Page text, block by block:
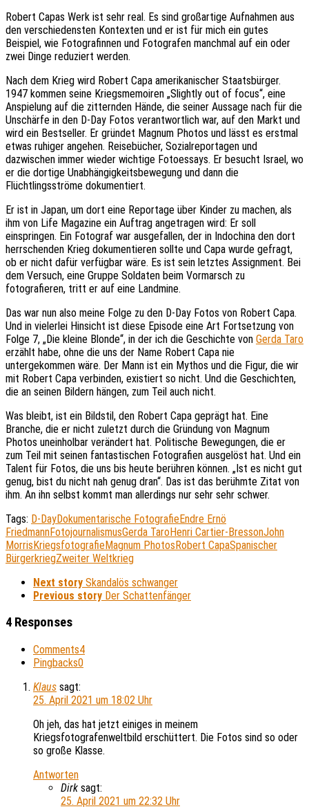
Robert Capas Werk ist sehr real. Es sind großartige Aufnahmen aus
den verschiedensten Kontexten und er ist für mich ein gutes
Beispiel, wie Fotografinnen und Fotografen manchmal auf ein oder
zwei Dinge reduziert werden.
Nach dem Krieg wird Robert Capa amerikanischer Staatsbürger.
1947 kommen seine Kriegsmemoiren „Slightly out of focus“, eine
Anspielung auf die zitternden Hände, die seiner Aussage nach für die
Unschärfe in den D-Day Fotos verantwortlich war, auf den Markt und
wird ein Bestseller. Er gründet Magnum Photos und lässt es erstmal
etwas ruhiger angehen. Reisebücher, Sozialreportagen und
dazwischen immer wieder wichtige Fotoessays. Er besucht Israel, wo
er die dortige Unabhängigkeitsbewegung und dann die
Flüchtlingsströme dokumentiert.
Er ist in Japan, um dort eine Reportage über Kinder zu machen, als
ihm von Life Magazine ein Auftrag angetragen wird: Er soll
einspringen. Ein Fotograf war ausgefallen, der in Indochina den dort
herrschenden Krieg dokumentieren sollte und Capa wurde gefragt,
ob er nicht dafür verfügbar wäre. Es ist sein letztes Assignment. Bei
dem Versuch, eine Gruppe Soldaten beim Vormarsch zu
fotografieren, tritt er auf eine Landmine.
Das war nun also meine Folge zu den D-Day Fotos von Robert Capa.
Und in vielerlei Hinsicht ist diese Episode eine Art Fortsetzung von
Folge 7, „Die kleine Blonde“, in der ich die Geschichte von Gerda Taro
erzählt habe, ohne die uns der Name Robert Capa nie
untergekommen wäre. Der Mann ist ein Mythos und die Figur, die wir
mit Robert Capa verbinden, existiert so nicht. Und die Geschichten,
die an seinen Bildern hängen, zum Teil auch nicht.
Was bleibt, ist ein Bildstil, den Robert Capa geprägt hat. Eine
Branche, die er nicht zuletzt durch die Gründung von Magnum
Photos uneinholbar verändert hat. Politische Bewegungen, die er
zum Teil mit seinen fantastischen Fotografien ausgelöst hat. Und ein
Talent für Fotos, die uns bis heute berühren können. „Ist es nicht gut
genug, bist du nicht nah genug dran“. Das ist das berühmte Zitat von
ihm. An ihn selbst kommt man allerdings nur sehr sehr schwer.
Tags: D-DayDokumentarische FotografieEndre Ernö
FriedmannFotojournalismusGerda TaroHenri Cartier-BressonJohn
MorrisKriegsfotografieMagnum PhotosRobert CapaSpanischer
BürgerkriegZweiter Weltkrieg
Next story Skandalös schwanger
Previous story Der Schattenfänger
4 Responses
Comments4
Pingbacks0
Klaus sagt:
25. April 2021 um 18:02 Uhr
Oh jeh, das hat jetzt einiges in meinem
Kriegsfotografenweltbild erschüttert. Die Fotos sind so oder
so große Klasse.
Antworten
Dirk sagt:
25. April 2021 um 22:32 Uhr